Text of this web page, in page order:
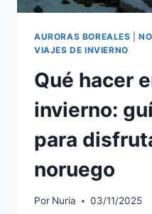
AURORAS BOREALES |
VIAJES DE INVIERNO
Qué hacer
invierno:
para
noruego
Por Nuria 03/11/2025